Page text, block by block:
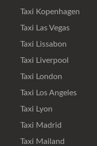
Taxi Kopenhagen
Taxi Las Vegas
Taxi Lissabon
Taxi Liverpool
Taxi London
Taxi Los Angeles
Taxi Lyon
Taxi Madrid
Taxi Mailand